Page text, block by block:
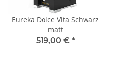
Eureka Dolce Vita Schwarz
matt
519,00 € *